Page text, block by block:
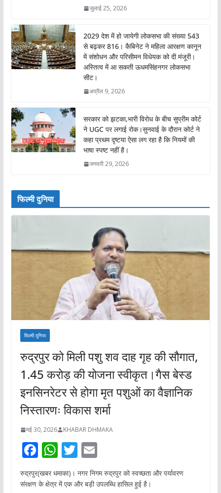
जुलाई 25, 2026
2029 देश में हो जायेगी लोकसभा की संख्या 543
से बढ़कर 816। कैबिनेट ने महिला आरक्षण कानून
में संशोधन और परिसीमन विधेयक को दी मंजूरी।
अस्तित्व में आ सकती ऊधमसिंहनगर लोकसभा
सीट।
अप्रैल 9, 2026
सरकार को झटका,भारी विरोध के बीच सुप्रीम कोर्ट
ने UGC पर लगाई रोक।सुनवाई के दौरान कोर्ट ने
कहा प्रथम दृष्टया ऐसा लग रहा है कि नियमों की
भाषा स्पष्ट नहीं है।
जनवरी 29, 2026
फिल्मी दुनिया
फिल्मी दुनिया
रुद्रपुर को मिली पशु शव दाह गृह की सौगात,
1.45 करोड़ की योजना स्वीकृत।गैस बेस्ड
इनसिनरेटर से होगा मृत पशुओं का वैज्ञानिक
निस्तारणः विकास शर्मा
मई 30, 2026 KHABAR DHMAKA
F
ac
e
W
h
at
T
w
itt
E
m
ai
रुद्रपुर(खबर धमाका)। नगर निगम रुद्रपुर को स्वच्छता और पर्यावरण
संरक्षण के क्षेत्र में एक और बड़ी उपलब्धि हासिल हुई है।